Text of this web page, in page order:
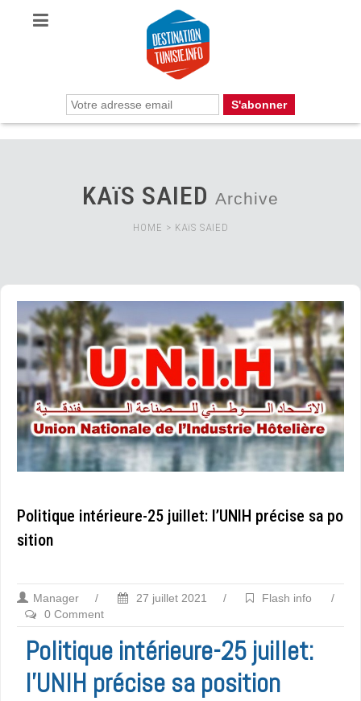
KAïS SAIED Archive
HOME > KAïS SAIED
Politique intérieure-25 juillet: l’UNIH précise sa po
sition
Manager / 27 juillet 2021 / Flash info
/
0 Comment
Politique intérieure-25 juillet:
l’UNIH précise sa position